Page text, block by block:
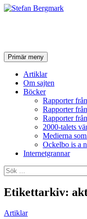
SökPrimär meny Hoppa
till
innehåll
Artiklar
Om sajten
Böcker
Rapporter
Rapporter
Rapporter
2000-talets
Medierna
Ockelbo is a
Internetgrannar
Sök
efter:
Etikettarkiv:
Artiklar